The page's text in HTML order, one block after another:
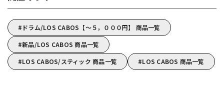
ドラム/LOS CABOS【～５，０００円】 商品一覧
新品/LOS CABOS 商品一覧
LOS CABOS/スティック 商品一覧
LOS CABOS 商品一覧